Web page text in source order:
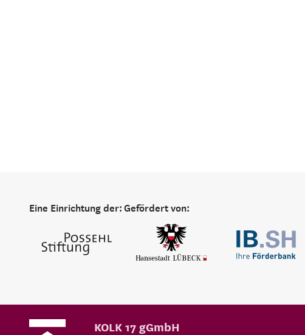
Eine Einrichtung der:Gefördert von:
KOLK 17 gGmbH